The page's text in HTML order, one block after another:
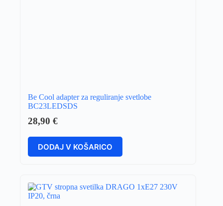
Be Cool adapter za reguliranje svetlobe
BC23LEDSDS
28,90 €
DODAJ V KOŠARICO